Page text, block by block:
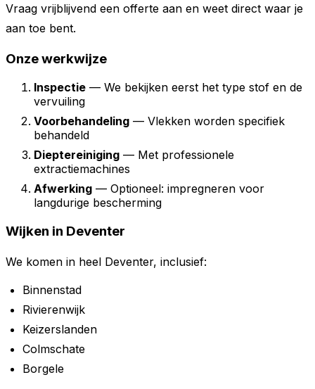
Vraag vrijblijvend een offerte aan en weet direct waar je
aan toe bent.
Onze werkwijze
Inspectie — We bekijken eerst het type stof en de
vervuiling
Voorbehandeling — Vlekken worden specifiek
behandeld
Dieptereiniging — Met professionele
extractiemachines
Afwerking — Optioneel: impregneren voor
langdurige bescherming
Wijken in Deventer
We komen in heel Deventer, inclusief:
Binnenstad
Rivierenwijk
Keizerslanden
Colmschate
Borgele